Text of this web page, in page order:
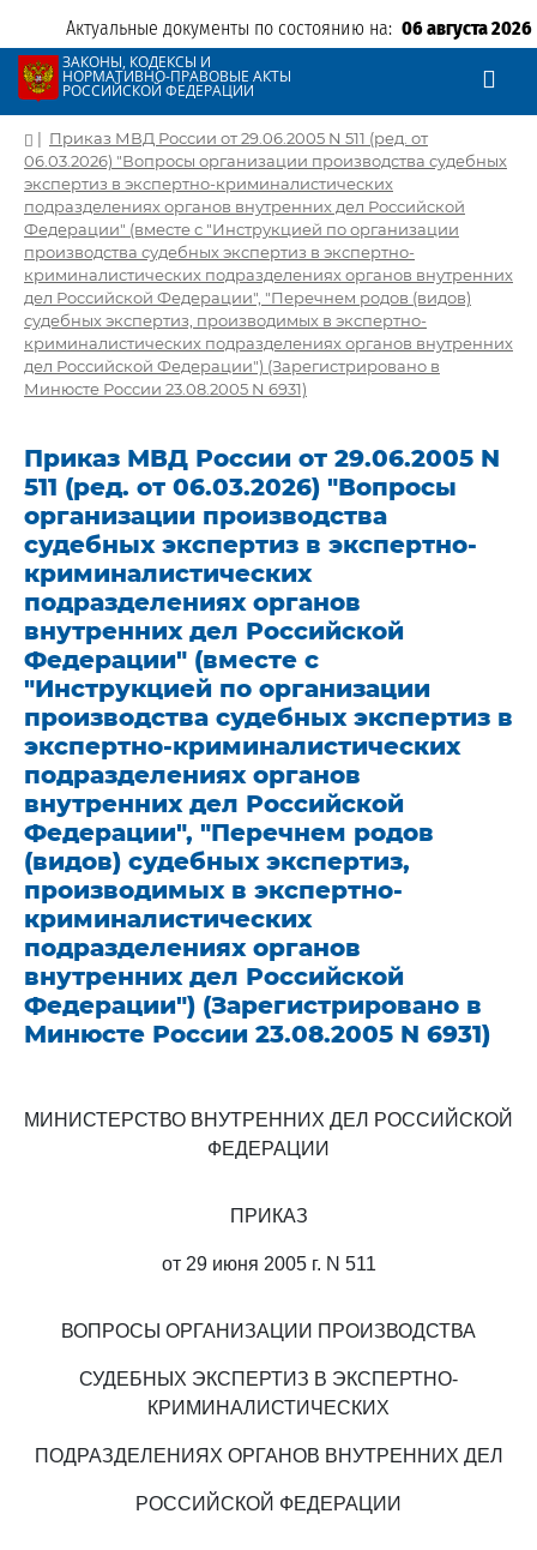
Актуальные документы по состоянию на: 06 августа 2026
ЗАКОНЫ, КОДЕКСЫ И
НОРМАТИВНО-ПРАВОВЫЕ АКТЫ
РОССИЙСКОЙ ФЕДЕРАЦИИ
| Приказ МВД России от 29.06.2005 N 511 (ред. от
06.03.2026) "Вопросы организации производства судебных
экспертиз в экспертно-криминалистических
подразделениях органов внутренних дел Российской
Федерации" (вместе с "Инструкцией по организации
производства судебных экспертиз в экспертно-
криминалистических подразделениях органов внутренних
дел Российской Федерации", "Перечнем родов (видов)
судебных экспертиз, производимых в экспертно-
криминалистических подразделениях органов внутренних
дел Российской Федерации") (Зарегистрировано в
Минюсте России 23.08.2005 N 6931)
Приказ МВД России от 29.06.2005 N
511 (ред. от 06.03.2026) "Вопросы
организации производства
судебных экспертиз в экспертно-
криминалистических
подразделениях органов
внутренних дел Российской
Федерации" (вместе с
"Инструкцией по организации
производства судебных экспертиз в
экспертно-криминалистических
подразделениях органов
внутренних дел Российской
Федерации", "Перечнем родов
(видов) судебных экспертиз,
производимых в экспертно-
криминалистических
подразделениях органов
внутренних дел Российской
Федерации") (Зарегистрировано в
Минюсте России 23.08.2005 N 6931)
МИНИСТЕРСТВО ВНУТРЕННИХ ДЕЛ РОССИЙСКОЙ
ФЕДЕРАЦИИ
ПРИКАЗ
от 29 июня 2005 г. N 511
ВОПРОСЫ ОРГАНИЗАЦИИ ПРОИЗВОДСТВА
СУДЕБНЫХ ЭКСПЕРТИЗ В ЭКСПЕРТНО-
КРИМИНАЛИСТИЧЕСКИХ
ПОДРАЗДЕЛЕНИЯХ ОРГАНОВ ВНУТРЕННИХ ДЕЛ
РОССИЙСКОЙ ФЕДЕРАЦИИ